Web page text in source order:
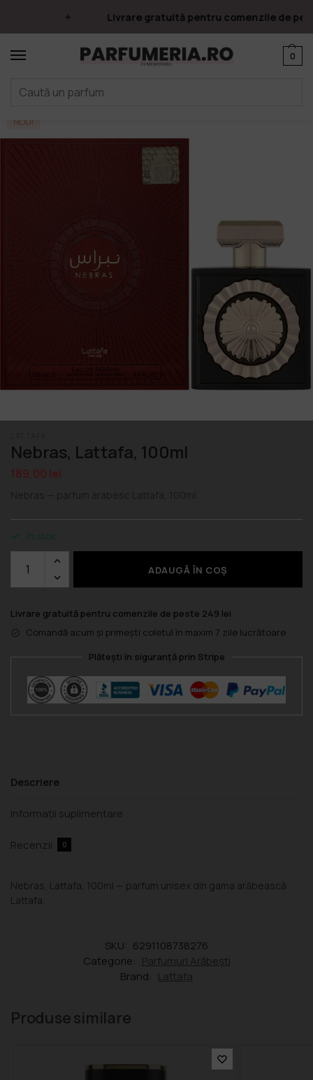
Livrare gratuită pentru comenzile de
0
Prima pagină / Parfumuri
NOU!
Nebras, Lattafa, 100ml
189,00 lei
În stoc
ADAUGĂ ÎN COȘ
Livrare gratuită pentru comenzile de peste 249 lei
Comandă acum și primești coletul în maxim 7 zile lucrătoare
Plătești în siguranță prin Stripe
Descriere
Informații suplimentare
Recenzii 0
Nebras, Lattafa, 100ml — parfum unisex din gama arăbească
Lattafa.
SKU: 6291108738276
Categorie: Parfumuri Arăbești
Brand: Lattafa
Produse similare